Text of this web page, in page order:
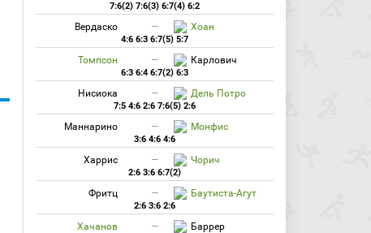
7:6(2) 7:6(3) 6:7(4) 6:2
Вердаско — Хоан
4:6 6:3 6:7(5) 5:7
Томпсон — Карлович
6:3 6:4 6:7(2) 6:3
Нисиока — Дель Потро
7:5 4:6 2:6 7:6(5) 2:6
Маннарино — Монфис
3:6 4:6 4:6
Харрис — Чорич
2:6 3:6 6:7(2)
Фритц — Баутиста-Агут
2:6 3:6 2:6
Хачанов — Баррер